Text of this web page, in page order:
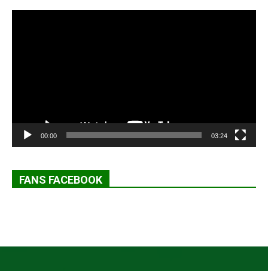
00:00 03:24
FANS FACEBOOK